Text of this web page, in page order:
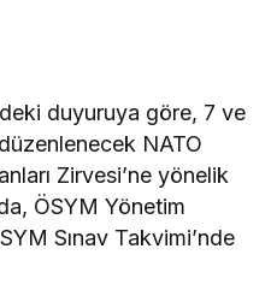
duyuruya göre, 7 ve
NATO
Zirvesi’ne yönelik
ÖSYM Yönetim
Sınav Takvimi’nde